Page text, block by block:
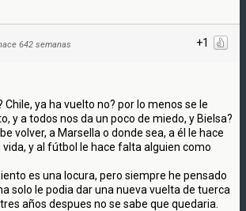
+1
642 semanas
Chile, ya ha vuelto no? por lo menos se le
y a todos nos da un poco de miedo, y Bielsa?
volver, a Marsella o donde sea, a él le hace
y al fútbol le hace falta alguien como
es una locura, pero siempre he pensado
solo le podia dar una nueva vuelta de tuerca
años despues no se sabe que quedaria.